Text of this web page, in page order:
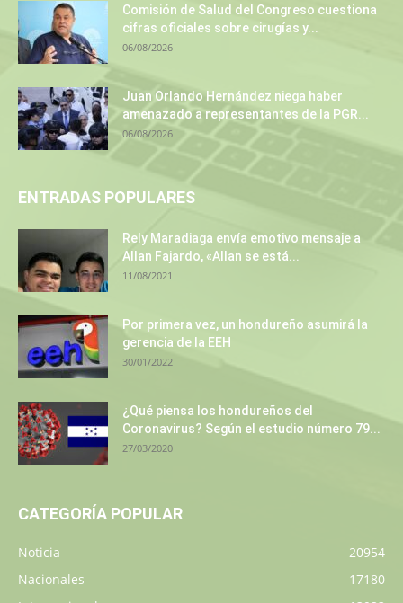
Comisión de Salud del Congreso cuestiona
cifras oficiales sobre cirugías y...
06/08/2026
Juan Orlando Hernández niega haber
amenazado a representantes de la PGR...
06/08/2026
ENTRADAS POPULARES
Rely Maradiaga envía emotivo mensaje a
Allan Fajardo, «Allan se está...
11/08/2021
Por primera vez, un hondureño asumirá la
gerencia de la EEH
30/01/2022
¿Qué piensa los hondureños del
Coronavirus? Según el estudio número 79...
27/03/2020
CATEGORÍA POPULAR
Noticia
20954
Nacionales
17180